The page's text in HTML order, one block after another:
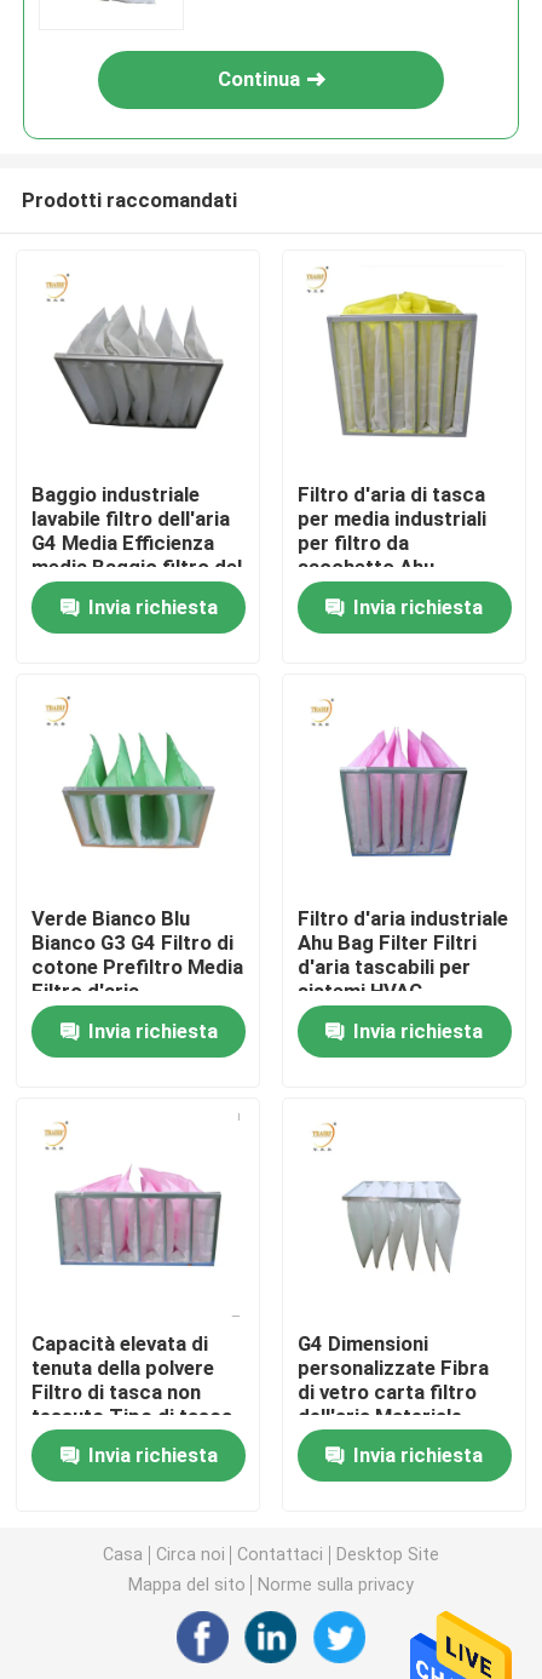
Prodotti
Video
Giro della fabbrica
Controllo di qualità
Filtro profondo dalla piega HEPA
Pre filtro dell'aria
Unità di FFU
Filtro dell'aria della cabina della pittura
Filtro dell'aria di HEPA
Filtro dell'aria di HVAC
Filtro ad alta temperatura da HEPA
Filtro dalla Banca di V
Continua
Prodotti raccomandati
Baggio industriale
lavabile filtro dell'aria
G4 Media Efficienza
media Baggio filtro del
condizionatore d'aria
tascabile per sistema
HVAC
Invia richiesta
Filtro d'aria di tasca
per media industriali
per filtro da
sacchetto Ahu
Invia richiesta
Verde Bianco Blu
Bianco G3 G4 Filtro di
cotone Prefiltro Media
Filtro d'aria
Invia richiesta
Filtro d'aria industriale
Ahu Bag Filter Filtri
d'aria tascabili per
sistemi HVAC
Invia richiesta
Capacità elevata di
tenuta della polvere
Filtro di tasca non
tessuto Tipo di tasca
elettrostatica
Invia richiesta
G4 Dimensioni
personalizzate Fibra
di vetro carta filtro
dell'aria Materiale
sacchetto filtro
tascabile per
smaltitore
Invia richiesta
Casa Circa noi Contattaci
Desktop Site
Mappa del sito
Norme sulla privacy